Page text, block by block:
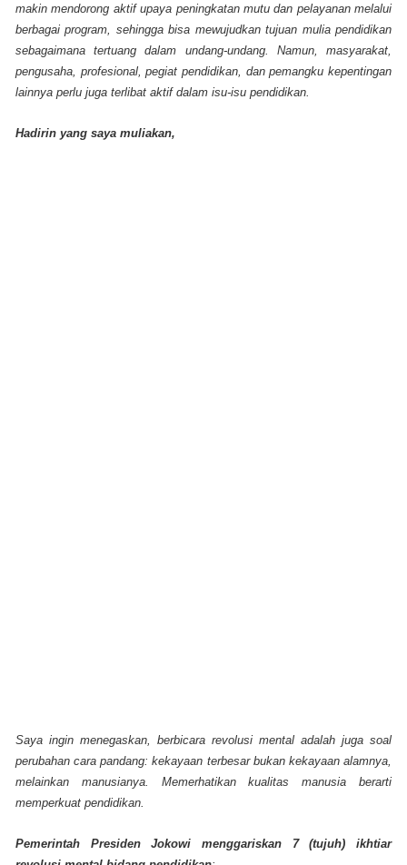
makin mendorong aktif upaya peningkatan mutu dan pelayanan melalui
berbagai program, sehingga bisa mewujudkan tujuan mulia pendidikan
sebagaimana tertuang dalam undang-undang. Namun, masyarakat,
pengusaha, profesional, pegiat pendidikan, dan pemangku kepentingan
lainnya perlu juga terlibat aktif dalam isu-isu pendidikan.
Hadirin yang saya muliakan,
Saya ingin menegaskan, berbicara revolusi mental adalah juga soal
perubahan cara pandang: kekayaan terbesar bukan kekayaan alamnya,
melainkan manusianya. Memerhatikan kualitas manusia berarti
memperkuat pendidikan.
Pemerintah Presiden Jokowi menggariskan 7 (tujuh) ikhtiar